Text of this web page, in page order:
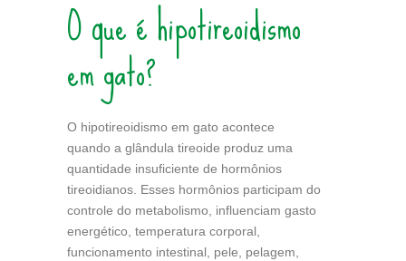
O que é hipotireoidismo
em gato?
O hipotireoidismo em gato acontece
quando a glândula tireoide produz uma
quantidade insuficiente de hormônios
tireoidianos. Esses hormônios participam do
controle do metabolismo, influenciam gasto
energético, temperatura corporal,
funcionamento intestinal, pele, pelagem,